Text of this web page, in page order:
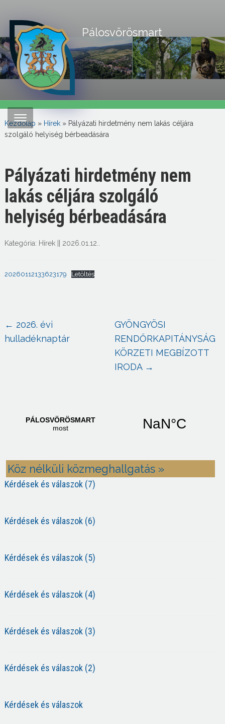
Pálosvörösmart
Kezdőlap » Hírek» Pályázati hirdetmény nem lakás céljára
szolgáló helyiség bérbeadására
Köz nélküli közmeghallgatás »
Kérdések és válaszok (7)
Kérdések és válaszok (6)
Kérdések és válaszok (5)
Kérdések és válaszok (4)
Kérdések és válaszok (3)
Kérdések és válaszok (2)
Kérdések és válaszok
Pályázati hirdetmény nem
lakás céljára szolgáló
helyiség bérbeadására
Kategória: Hírek|| 2026.01.12.
20260112133623179 Letöltés
← 2026. évi
hulladéknaptár
GYÖNGYÖSI
RENDŐRKAPITÁNYSÁG
KÖRZETI MEGBÍZOTT
IRODA →